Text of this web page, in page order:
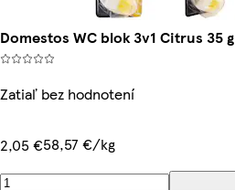
Domestos WC blok 3v1 Citrus 35 g
Zatiaľ bez hodnotení
2,05 €58,57 €/kg